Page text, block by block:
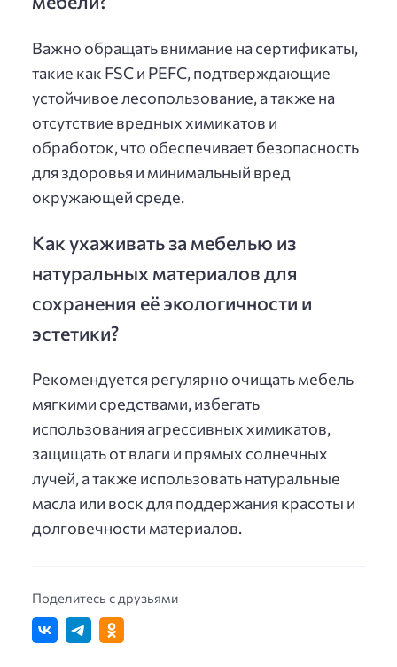
Важно обращать внимание на сертификаты,
такие как FSC и PEFC, подтверждающие
устойчивое лесопользование, а также на
отсутствие вредных химикатов и
обработок, что обеспечивает безопасность
для здоровья и минимальный вред
окружающей среде.
Как ухаживать за мебелью из
натуральных материалов для
сохранения её экологичности и
эстетики?
Рекомендуется регулярно очищать мебель
мягкими средствами, избегать
использования агрессивных химикатов,
защищать от влаги и прямых солнечных
лучей, а также использовать натуральные
масла или воск для поддержания красоты и
долговечности материалов.
Поделитесь с друзьями